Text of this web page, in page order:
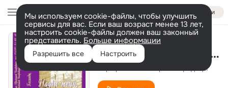
Войти
Мы используем cookie-файлы, чтобы улучшить
сервисы для вас. Если ваш возраст менее 13 лет,
настроить cookie-файлы должен ваш законный
представитель. Больше информации
Разрешить все Настроить Молитву пролию ко Господу
Хор хр. Успения Пр. Богородицы